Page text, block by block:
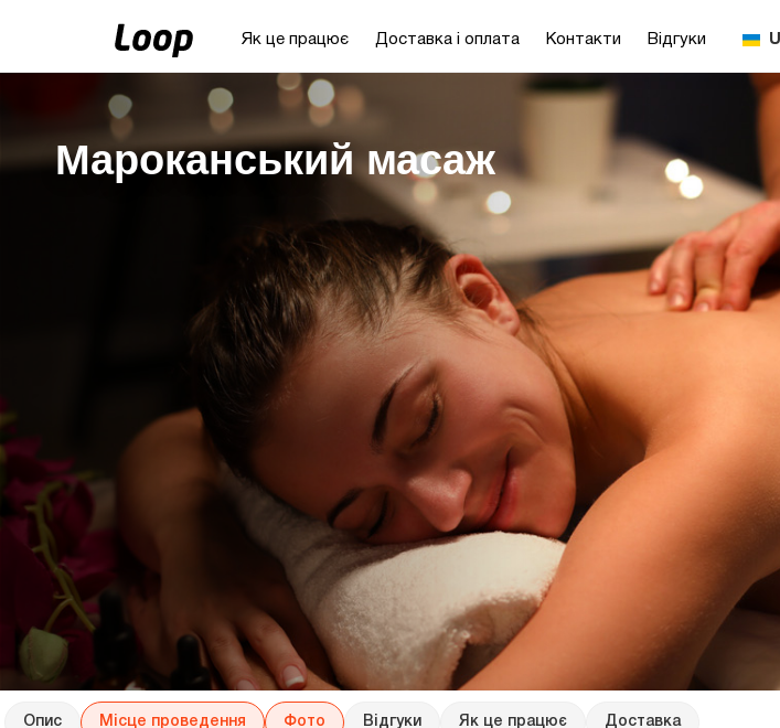
Як це працює Доставка і оплата Контакти Відгуки
Мароканський масаж
Опис Місце проведення Фото Відгуки Як це працює Доставка